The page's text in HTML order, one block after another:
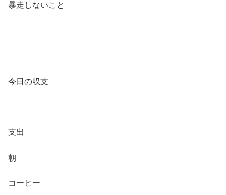
暴走しないこと
今日の収支
支出
朝
コーヒー